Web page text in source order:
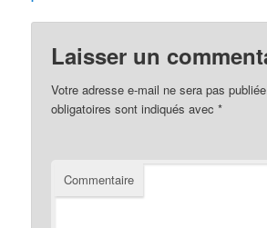
Laisser un
Votre adresse e-mail ne sera pas
obligatoires sont indiqués avec*
Commentaire